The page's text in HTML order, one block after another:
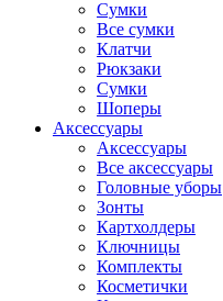
Сумки
Все сумки
Клатчи
Рюкзаки
Сумки
Шоперы
Аксессуары
Аксессуары
Все аксессуары
Головные уборы
Зонты
Картхолдеры
Ключницы
Комплекты
Косметички